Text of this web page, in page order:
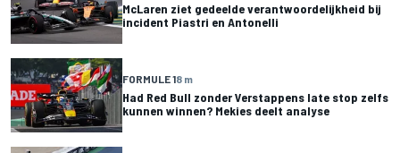
McLaren ziet gedeelde verantwoordelijkheid bij
incident Piastri en Antonelli
FORMULE 18 m
Had Red Bull zonder Verstappens late stop zelfs
kunnen winnen? Mekies deelt analyse